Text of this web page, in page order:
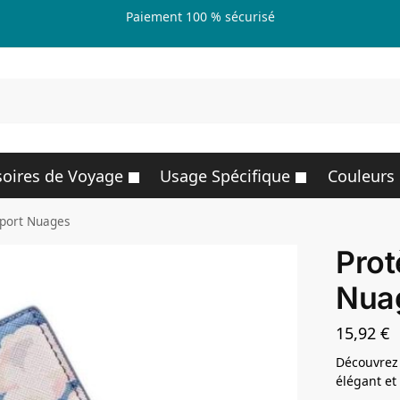
Paiement 100 % sécurisé
de Voyage Usage Spécifique Couleurs
Nuages
15,92€
élégant et